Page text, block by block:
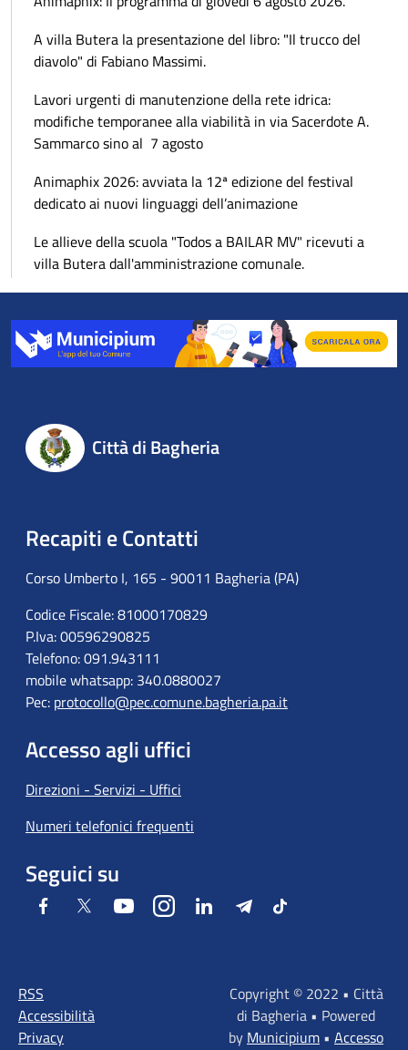
A villa Butera la presentazione del libro: "Il trucco del
diavolo" di Fabiano Massimi.
Lavori urgenti di manutenzione della rete idrica:
modifiche temporanee alla viabilità in via Sacerdote A.
Sammarco sino al 7 agosto
Animaphix 2026: avviata la 12ª edizione del festival
dedicato ai nuovi linguaggi dell’animazione
Le allieve della scuola "Todos a BAILAR MV" ricevuti a
villa Butera dall'amministrazione comunale.
Città di Bagheria
Recapiti e Contatti
Corso Umberto I, 165 - 90011 Bagheria (PA)
Codice Fiscale: 81000170829
P.Iva: 00596290825
Telefono: 091.943111
mobile whatsapp: 340.0880027
Pec: protocollo@pec.comune.bagheria.pa.it
Accesso agli uffici
Direzioni - Servizi - Uffici
Numeri telefonici frequenti
Seguici su
Facebook Twitter YoutubeInstagramLinkedIn TelegramTiktok
RSS
Accessibilità
Privacy
Copyright © 2022 • Città
di Bagheria • Powered
by Municipium • Accesso